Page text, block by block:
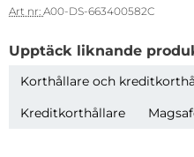
Art nr: A00-DS-663400582C
Upptäck liknande
Korthållare och
Kreditkorthållare